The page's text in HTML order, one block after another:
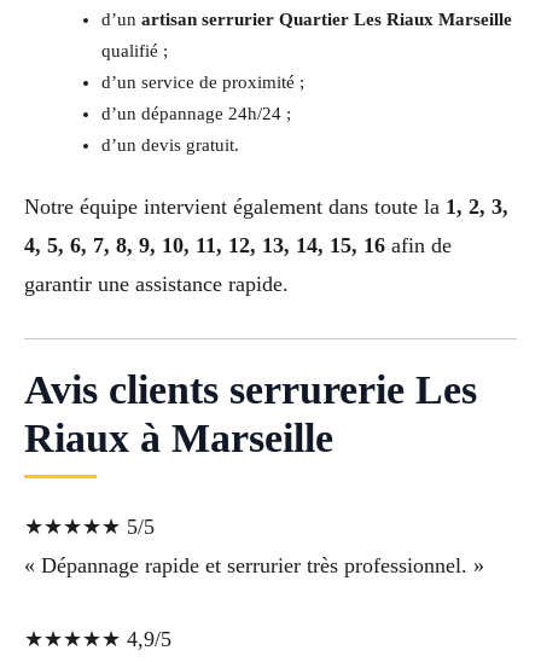
d’un artisan serrurier Quartier Les Riaux Marseille
qualifié ;
d’un service de proximité ;
d’un dépannage 24h/24 ;
d’un devis gratuit.
Notre équipe intervient également dans toute la 1, 2, 3,
4, 5, 6, 7, 8, 9, 10, 11, 12, 13, 14, 15, 16 afin de
garantir une assistance rapide.
Avis clients serrurerie Les
Riaux à Marseille
★★★★★ 5/5
« Dépannage rapide et serrurier très professionnel. »
★★★★★ 4,9/5